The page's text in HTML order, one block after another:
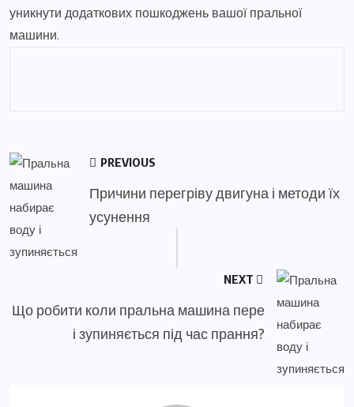
уникнути додаткових пошкоджень вашої пральної
машини.
PREVIOUS
Причини перегріву двигуна і методи їх
усунення
NEXT
Що робити коли пральна машина пере
і зупиняється під час прання?